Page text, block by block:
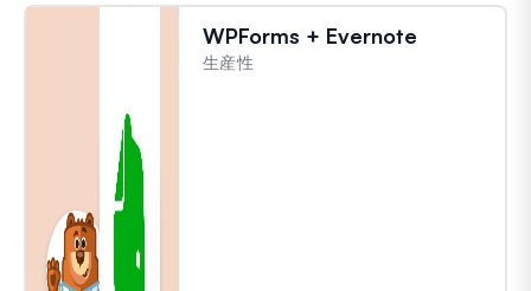
WPForms + Evernote
生産性